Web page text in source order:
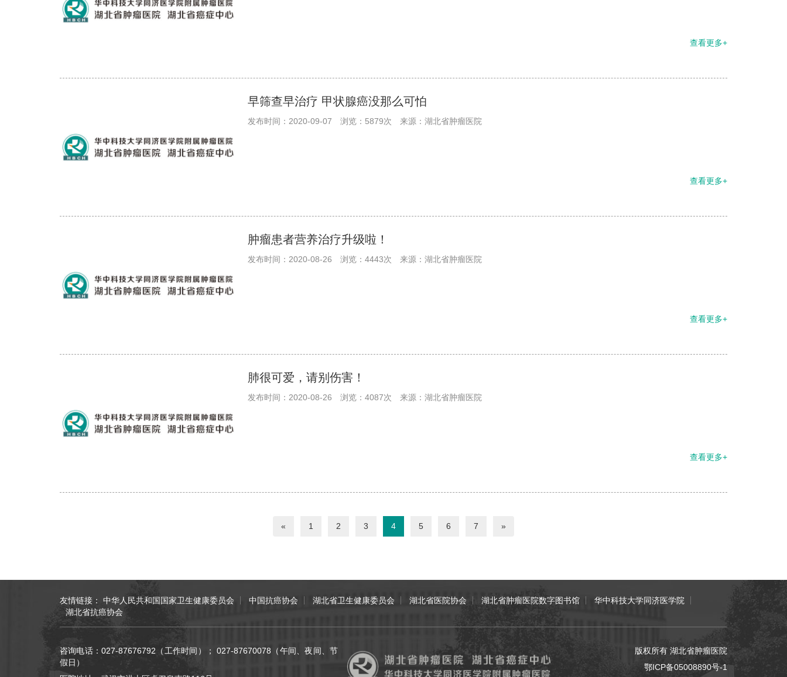
查看更多+
早筛查早治疗 甲状腺癌没那么可怕
发布时间：2020-09-07 浏览：5879次 来源：湖北省肿瘤医院
查看更多+
肿瘤患者营养治疗升级啦！
发布时间：2020-08-26 浏览：4443次 来源：湖北省肿瘤医院
查看更多+
肺很可爱，请别伤害！
发布时间：2020-08-26 浏览：4087次 来源：湖北省肿瘤医院
查看更多+
« 1 2 3 4 5 6 7 »
友情链接： 中华人民共和国国家卫生健康委员会 中国抗癌协会 湖北省卫生健康委员会 湖北省医院协会 湖北省肿瘤医院数字图书馆
华中科技大学同济医学院
湖北省抗癌协会
咨询电话：027-87676792（工作时间）； 027-87670078（午间、夜间、节
假日）
版权所有 湖北省肿瘤医院
鄂ICP备05008890号-1